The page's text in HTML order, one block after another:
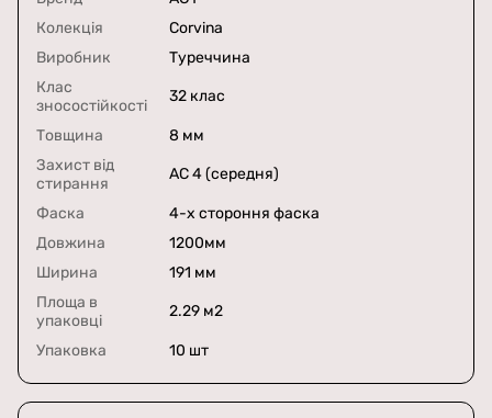
Колекція
Corvina
Виробник
Туреччина
Клас
зносостійкості
32 клас
Товщина
8 мм
Захист від
стирання
AC 4 (середня)
Фаска
4-х стороння фаска
Довжина
1200мм
Ширина
191 мм
Площа в
упаковці
2.29 м2
Упаковка 10 шт